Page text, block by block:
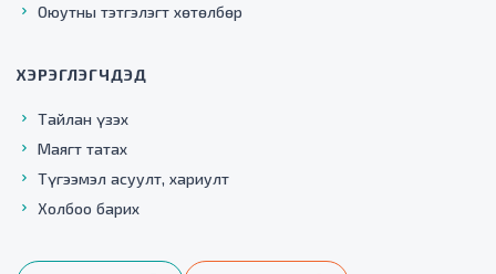
Оюутны тэтгэлэгт хөтөлбөр
ХЭРЭГЛЭГЧДЭД
Тайлан үзэх
Маягт татах
Түгээмэл асуулт, хариулт
Холбоо барих